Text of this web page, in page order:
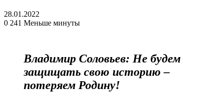
28.01.2022
0 241 Меньше минуты
Владимир Соловьев: Не будем
защищать свою историю –
потеряем Родину!